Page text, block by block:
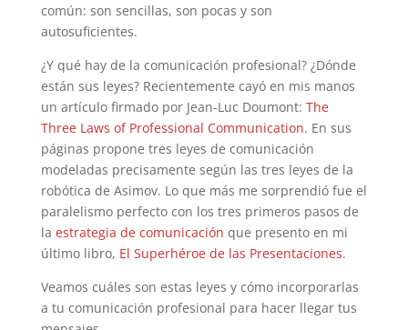
común: son sencillas, son pocas y son
autosuficientes.
¿Y qué hay de la comunicación profesional? ¿Dónde
están sus leyes? Recientemente cayó en mis manos
un artículo firmado por Jean-Luc Doumont: The
Three Laws of Professional Communication. En sus
páginas propone tres leyes de comunicación
modeladas precisamente según las tres leyes de la
robótica de Asimov. Lo que más me sorprendió fue el
paralelismo perfecto con los tres primeros pasos de
la estrategia de comunicación que presento en mi
último libro, El Superhéroe de las Presentaciones.
Veamos cuáles son estas leyes y cómo incorporarlas
a tu comunicación profesional para hacer llegar tus